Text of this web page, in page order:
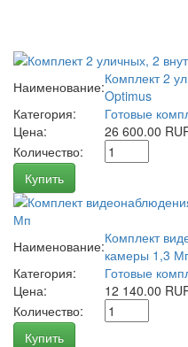
Наименование:Комплект 2
Optimus
Категория:
Готовые
Цена:
26 600.00
Количество:
Купить
Наименование:Комплект
камеры 1,3
Категория:
Готовые
Цена:
12 140.00
Количество:
Купить